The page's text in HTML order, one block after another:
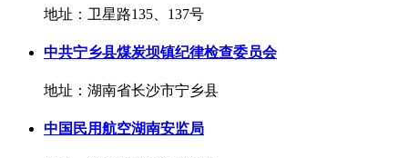
地址：卫星路135、137号
中共宁乡县煤炭坝镇纪律检查委员会
地址：湖南省长沙市宁乡县
中国民用航空湖南安监局